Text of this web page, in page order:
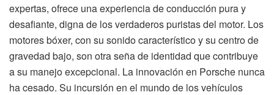
expertas, ofrece una experiencia de conducción pura y
desafiante, digna de los verdaderos puristas del motor. Los
motores bóxer, con su sonido característico y su centro de
gravedad bajo, son otra seña de identidad que contribuye
a su manejo excepcional. La innovación en Porsche nunca
ha cesado. Su incursión en el mundo de los vehículos